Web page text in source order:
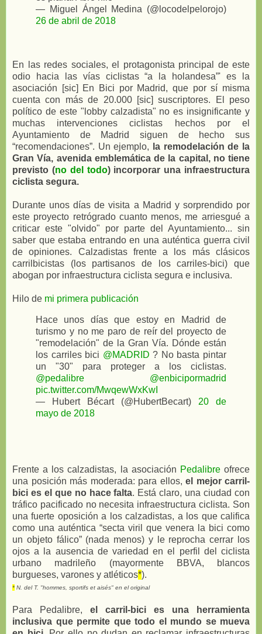
— Miguel Ángel Medina (@locodelpelorojo)
26 de abril de 2018
En las redes sociales, el protagonista principal de este
odio hacia las vías ciclistas “a la holandesa”' es la
asociación [sic] En Bici por Madrid, que por sí misma
cuenta con más de 20.000 [sic] suscriptores. El peso
político de este "lobby calzadista" no es insignificante y
muchas intervenciones ciclistas hechos por el
Ayuntamiento de Madrid siguen de hecho sus
“recomendaciones”. Un ejemplo,
la remodelación de la
Gran Vía, avenida emblemática de la capital, no tiene
previsto (no del todo) incorporar una infraestructura
ciclista segura.
Durante unos días de visita a Madrid y sorprendido por
este proyecto retrógrado cuanto menos, me arriesgué a
criticar este "olvido" por parte del Ayuntamiento... sin
saber que estaba entrando en una auténtica guerra civil
de opiniones. Calzadistas frente a los más clásicos
carrilbicistas (los partisanos de los carriles-bici) que
abogan por infraestructura ciclista segura e inclusiva.
Hilo de mi primera publicación
Hace unos días que estoy en Madrid de
turismo y no me paro de reír del proyecto de
"remodelación" de la Gran Vía. Dónde están
los carriles bici @MADRID ? No basta pintar
un "30" para proteger a los ciclistas.
@pedalibre
@enbicipormadrid
pic.twitter.com/MwqewWxKwI
— Hubert Bécart (@HubertBecart) 20 de
mayo de 2018
Frente a los calzadistas, la asociación Pedalibreofrece
una posición más moderada: para ellos, el mejor carril-
bici es el que no hace falta. Está claro, una ciudad con
tráfico pacificado no necesita infraestructura ciclista. Son
una fuerte oposición a los calzadistas, a los que califica
como una auténtica “secta viril que venera la bici como
un objeto fálico” (nada menos) y le reprocha cerrar los
ojos a la ausencia de variedad en el perfil del ciclista
urbano madrileño (mayormente BBVA, blancos
burgueses, varones y atléticos*).
* N. del T. "hommes, sportifs et aisés" en el original
Para Pedalibre, el carril-bici es una herramienta
inclusiva que permite que todo el mundo se mueva